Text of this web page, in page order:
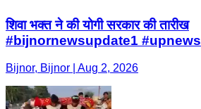
शिवा भक्त ने की योगी सरकार की तारीख
#bijnornewsupdate1 #upnews
Bijnor, Bijnor | Aug 2, 2026